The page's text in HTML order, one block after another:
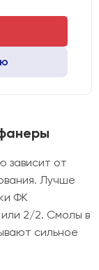
зависит от
Лучше
ФК
или 2/2. Смолы в
сильное